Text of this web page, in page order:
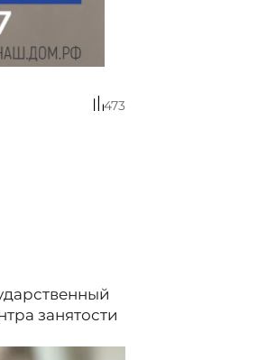
473
занятости